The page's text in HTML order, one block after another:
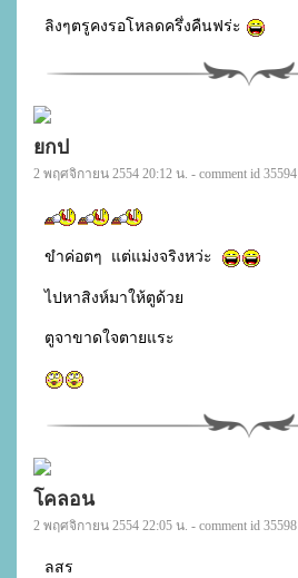
ลิงๆตรูคงรอโหลดครึ่งคืนฟร่ะ
ยกป
2 พฤศจิกายน 2554 20:12 น. - comment id 35594
ขำค่อตๆ  แต่แม่งจริงหว่ะ
ไปหาสิงห์มาให้ตูด้วย
ตูจาขาดใจตายแระ
โคลอน
2 พฤศจิกายน 2554 22:05 น. - comment id 35598
ลสร